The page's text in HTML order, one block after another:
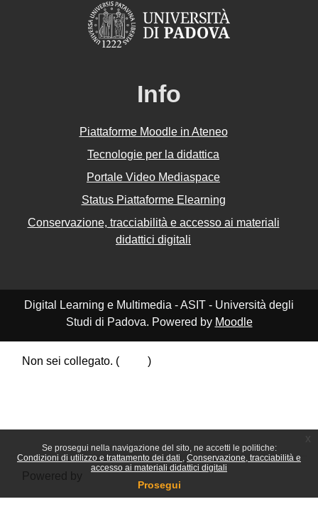
Se prosegui nella navigazione del sito, ne accetti le politiche:
Condizioni di utilizzo e trattamento dei dati
Conservazione, tracciabilità e
accesso ai materiali didattici digitali
Prosegui
Info
Piattaforme Moodle in Ateneo
Tecnologie per la didattica
Portale Video Mediaspace
Status Piattaforme Elearning
Conservazione, tracciabilità e accesso ai materiali
didattici digitali
Digital Learning e Multimedia - ASIT - Università degli
Studi di Padova. Powered by Moodle
Non sei collegato. (
)
Powered by Moodle